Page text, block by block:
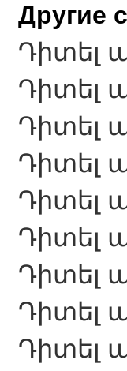
Другие
Դիտել
Դիտել
Դիտել
Դիտել
Դիտել
Դիտել
Դիտել
Դիտել
Դիտել